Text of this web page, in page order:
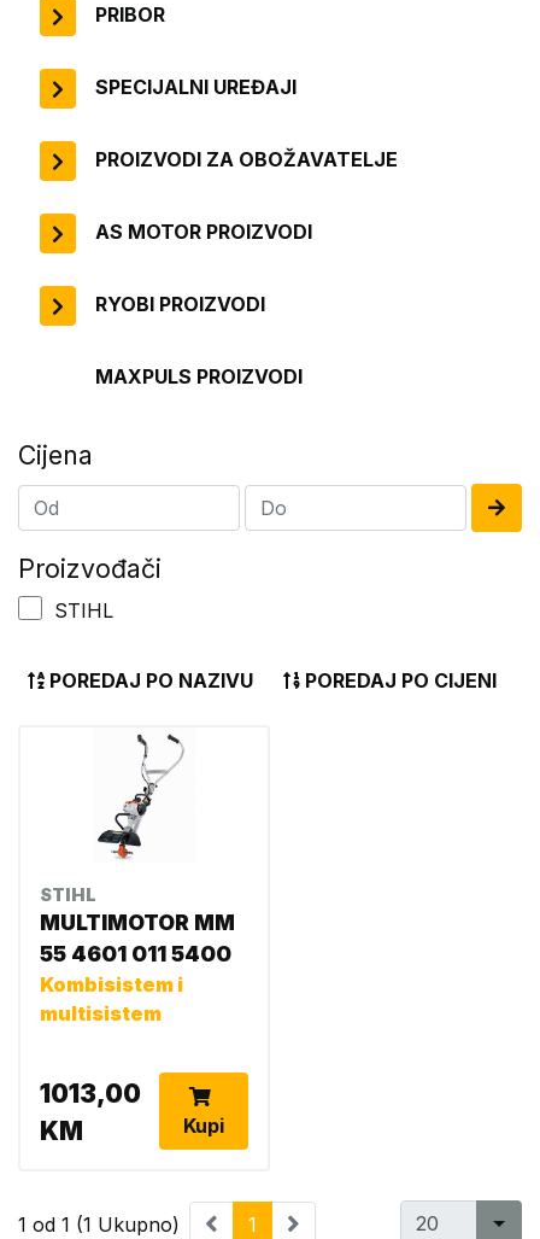
PRIBOR
SPECIJALNI UREĐAJI
PROIZVODI ZA OBOŽAVATELJE
AS MOTOR PROIZVODI
RYOBI PROIZVODI
MAXPULS PROIZVODI
Cijena
Proizvođači
STIHL
POREDAJ PO NAZIVU POREDAJ PO CIJENI
STIHL
MULTIMOTOR MM
55 4601 011 5400
Kombisistem i
multisistem
1013,00
KM
Kupi
1 od 1 (1 Ukupno) 1